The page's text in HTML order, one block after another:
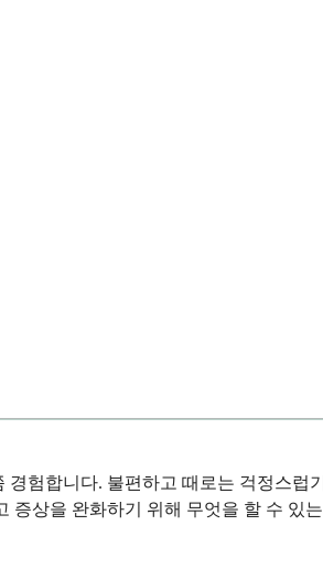
험합니다. 불편하고 때로는 걱정스럽
증상을 완화하기 위해 무엇을 할 수 있